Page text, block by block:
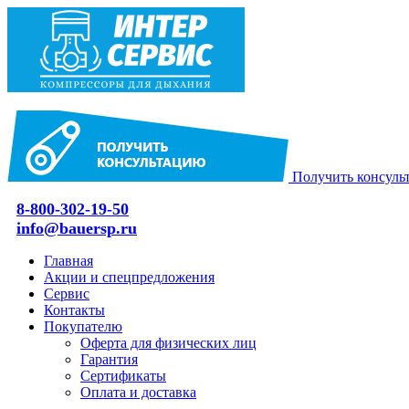
Получить
8-800-302-19-50
info@bauersp.ru
Главная
Акции и спецпредложения
Сервис
Контакты
Покупателю
Оферта для физических лиц
Гарантия
Сертификаты
Оплата и доставка